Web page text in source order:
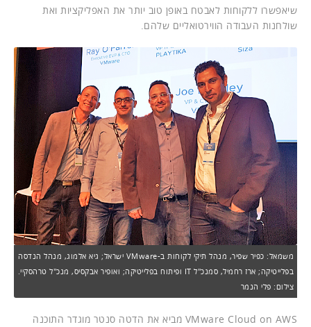
שיאפשרו ללקוחות לאבטח באופן טוב יותר את האפליקציות ואת
שולחנות העבודה הווירטואליים שלהם.
משמאל: כפיר שפיר, מנהל תיקי לקוחות ב-VMware ישראל; גיא אלמוג, מנהל הנדסה
בפלייטיקה; ארז רחמיל, סמנכ"ל IT ופיתוח בפלייטיקה; ואופיר אבקסיס, מנכ"ל טרהסקיי.
צילום: פלי הנמר
VMware Cloud on AWS מביא את הדטה סנטר מוגדר התוכנה